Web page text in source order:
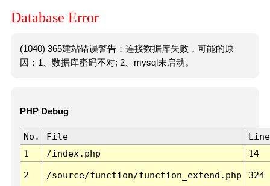
Database Error
(1040) 365建站错误警告：连接数据库失败，可能的原
因：1、数据库密码不对; 2、mysql未启动。
PHP Debug
No. File
Line
1
/index.php 14
2 /source/function/function_extend.php 324